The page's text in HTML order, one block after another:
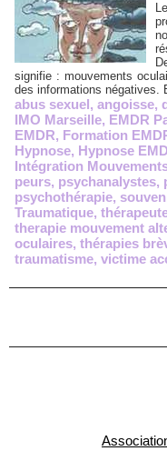
signifie : mouvements
des informations négatives.
abus sexuel, angoisse,
IMO Marseille, EMDR
EMDR, Formation
Hypnose, Hypnose
Intégration
peurs, psychanalystes,
psychothérapie,
Traumatique,
therapie mouvement
oculaires, thérapies
traumatisme, victime